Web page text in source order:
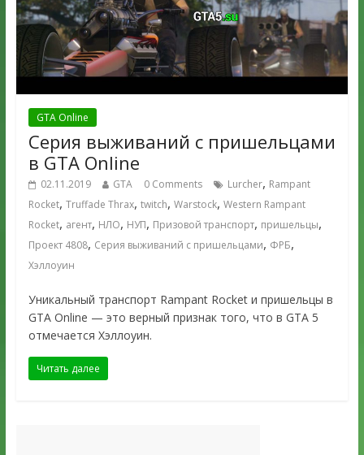
GTA Online
Серия выживаний с пришельцами
в GTA Online
02.11.2019 GTA 0 Comments Lurcher, Rampant
Rocket, Truffade Thrax, twitch, Warstock, Western Rampant
Rocket, агент, НЛО, НУП, Призовой транспорт, пришельцы,
Проект 4808, Серия выживаний с пришельцами, ФРБ,
Хэллоуин
Уникальный транспорт Rampant Rocket и пришельцы в
GTA Online — это верный признак того, что в GTA 5
отмечается Хэллоуин.
Читать далее